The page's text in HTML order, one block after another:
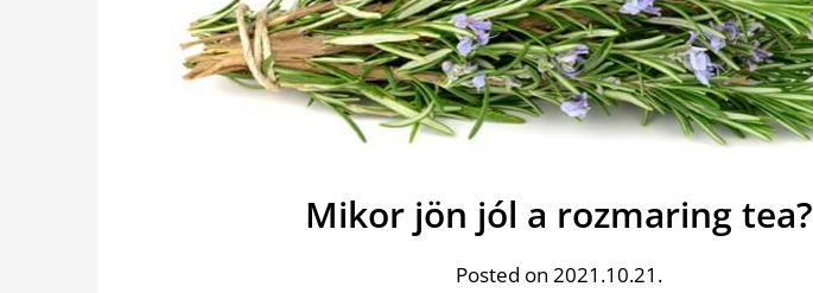
Mikor jön jól a rozmaring tea?
Posted on 2021.10.21.